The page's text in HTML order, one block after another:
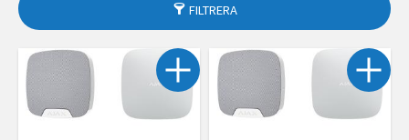
FILTRERA